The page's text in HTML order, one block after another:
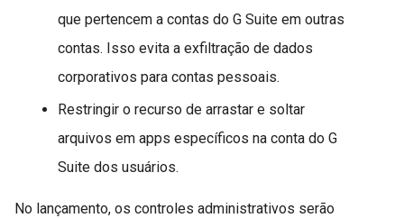
que pertencem a contas do G Suite em outras
contas. Isso evita a exfiltração de dados
corporativos para contas pessoais.
Restringir o recurso de arrastar e soltar
arquivos em apps específicos na conta do G
Suite dos usuários.
No lançamento, os controles administrativos serão